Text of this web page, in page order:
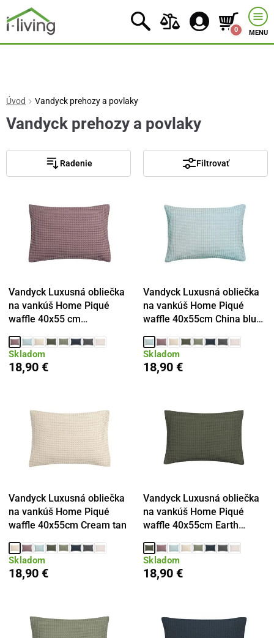
0 MENU
Úvod Vandyck prehozy a povlaky
Vandyck prehozy a povlaky
Radenie Filtrovať
Vandyck Luxusná obliečka
na vankúš Home Piqué
waffle 40x55 cm
Skladom
18,90 €
Vandyck Luxusná obliečka
na vankúš Home Piqué
waffle 40x55cm China blue
Skladom
18,90 €
Vandyck Luxusná obliečka
na vankúš Home Piqué
waffle 40x55cm Cream tan
Skladom
18,90 €
Vandyck Luxusná obliečka
na vankúš Home Piqué
waffle 40x55cm Earth
Skladom
18,90 €